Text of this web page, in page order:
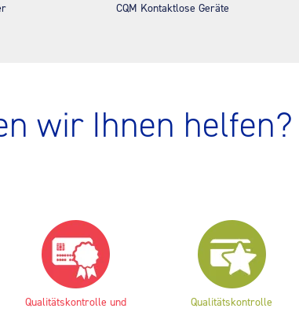
CQM Kontaktlose Geräte
wir Ihnen helfen?
Qualitätskontrolle und
Qualitätskontrolle